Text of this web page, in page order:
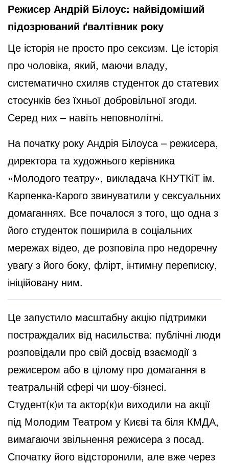
Режисер Андрій Білоус: найвідоміший
підозрюваний ґвалтівник року
Це історія не просто про сексизм. Це історія
про чоловіка, який, маючи владу,
систематично схиляв студенток до статевих
стосунків без їхньої добровільної згоди.
Серед них – навіть неповнолітні.
На початку року Андрія Білоуса – режисера,
директора та художнього керівника
«Молодого театру», викладача КНУТКіТ ім.
Карпенка-Карого звинуватили у сексуальних
домаганнях. Все почалося з того, що одна з
його студенток поширила в соціальних
мережах відео, де розповіла про недоречну
увагу з його боку, флірт, інтимну переписку,
ініційовану ним.
Це запустило масштабну акцію підтримки
постраждалих від насильства: публічні люди
розповідали про свій досвід взаємодії з
режисером або в цілому про домагання в
театральній сфері чи шоу-бізнесі.
Студент(к)и та актор(к)и виходили на акції
під Молодим Театром у Києві та біля КМДА,
вимагаючи звільнення режисера з посад.
Спочатку його відсторонили, але вже через